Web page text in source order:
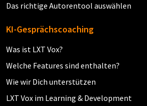
Das richtige Autorentool auswählen
KI-Gesprächscoaching
Was ist LXT Vox?
Welche Features sind enthalten?
Wie wir Dich unterstützen
LXT Vox im Learning & Development